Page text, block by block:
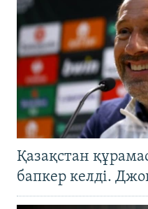
Қазақстан
бапкер келді.